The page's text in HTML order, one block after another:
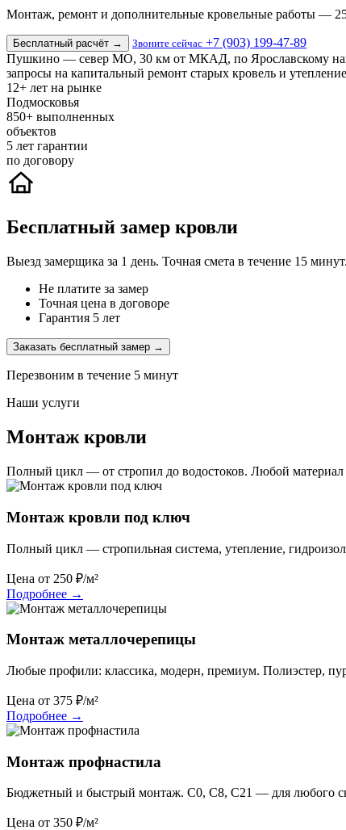
Монтаж, ремонт и дополнительные кровельные работы —
Бесплатный расчёт → Звоните сейчас +7 (903) 199-47-89
Пушкино — север МО, 30 км от МКАД, по Ярославскому
запросы на капитальный ремонт старых кровель и
12+ лет на рынке
Подмосковья
850+ выполненных
объектов
5 лет гарантии
по договору
Бесплатный замер кровли
Выезд замерщика за 1 день. Точная смета в течение 15 минут.
Не платите за замер
Точная цена в договоре
Гарантия 5 лет
Заказать бесплатный замер →
Перезвоним в течение 5 минут
Наши услуги
Монтаж кровли
Полный цикл — от стропил до водостоков. Любой материал
Монтаж кровли под ключ
Полный цикл — стропильная система, утепление,
Цена от 250 ₽/м²
Подробнее →
Монтаж металлочерепицы
Любые профили: классика, модерн, премиум. Полиэстер,
Цена от 375 ₽/м²
Подробнее →
Монтаж профнастила
Бюджетный и быстрый монтаж. С0, С8, С21 — для любого
Цена от 350 ₽/м²